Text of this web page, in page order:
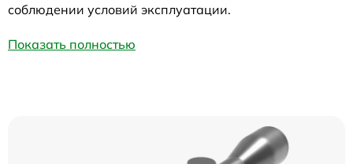
соблюдении условий эксплуатации.
Показать полностью